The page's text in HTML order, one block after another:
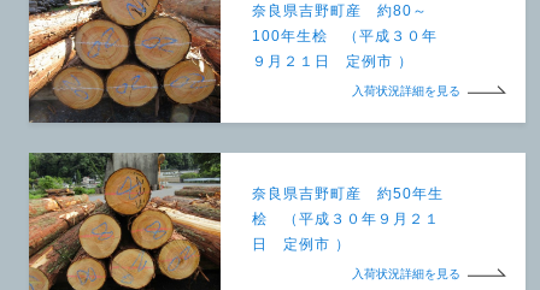
奈良県吉野町産 約80～
100年生桧 （平成３０年
９月２１日 定例市 ）
入荷状況詳細を見る
奈良県吉野町産 約50年生
桧 （平成３０年９月２１
日 定例市 ）
入荷状況詳細を見る